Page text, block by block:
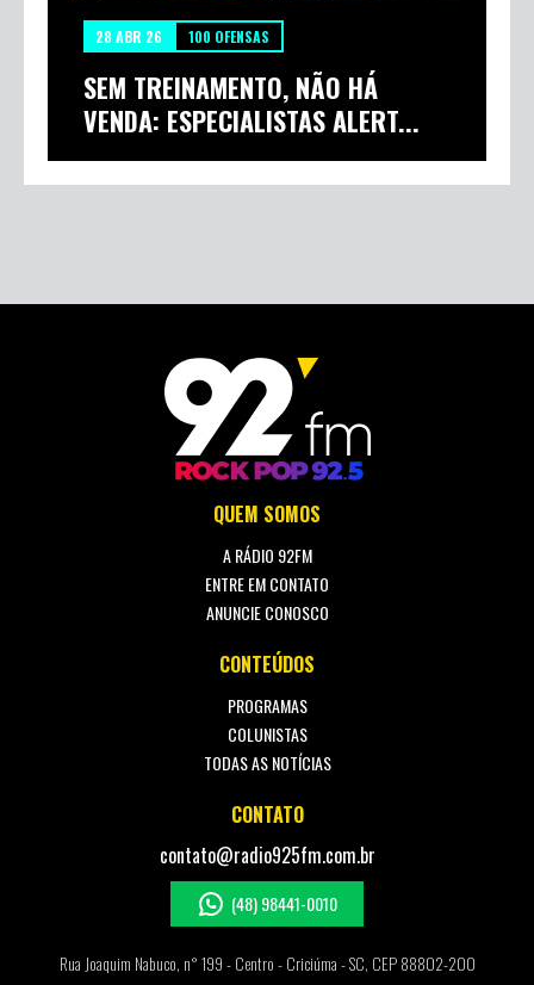
28 ABR 26 100 OFENSAS
SEM TREINAMENTO, NÃO HÁ
VENDA: ESPECIALISTAS ALERT...
QUEM SOMOS
A RÁDIO 92FM
ENTRE EM CONTATO
ANUNCIE CONOSCO
CONTEÚDOS
PROGRAMAS
COLUNISTAS
TODAS AS NOTÍCIAS
CONTATO
contato@radio925fm.com.br
(48) 98441-0010
Rua Joaquim Nabuco, n° 199 - Centro - Criciúma - SC, CEP 88802-200